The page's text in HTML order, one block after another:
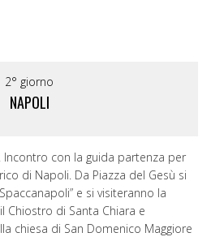
2° giorno
NAPOLI
Incontro con la guida partenza per
di Napoli. Da Piazza del Gesù si
e si visiteranno la
Chiostro di Santa Chiara e
chiesa di San Domenico Maggiore